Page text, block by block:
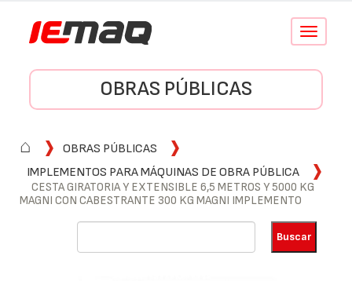
Conmutar
OBRAS PÚBLICAS
⌂
OBRAS PÚBLICAS
IMPLEMENTOS PARA MÁQUINAS DE OBRA PÚBLICA
CESTA GIRATORIA Y EXTENSIBLE 6,5 METROS Y 5000 KG
MAGNI CON CABESTRANTE 300 KG MAGNI IMPLEMENTO